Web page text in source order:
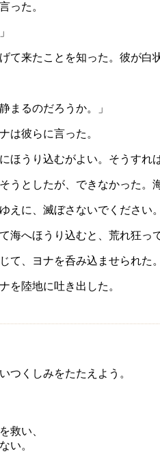
った。
て来たことを知った。彼が白
まるのだろうか。」
は彼らに言った。
ほうり込むがよい。そうす
うとしたが、できなかった。
えに、滅ぼさないでくださ
海へほうり込むと、荒れ狂っ
て、ヨナを呑み込ませられた
を陸地に吐き出した。
つくしみをたたえよう。
救い、
い。